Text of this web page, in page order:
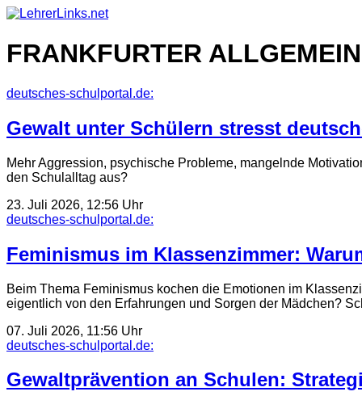
Skip
content
FRANKFURTER
deutsches-schulportal.de:
Gewalt unter Schülern stresst
Mehr Aggression, psychische Probleme, mangelnde
den Schulalltag aus?
23. Juli 2026, 12:56 Uhr
deutsches-schulportal.de:
Feminismus im Klassenzimmer:
Beim Thema Feminismus kochen die Emotionen im
eigentlich von den Erfahrungen und Sorgen der Mädchen?
07. Juli 2026, 11:56 Uhr
deutsches-schulportal.de:
Gewaltprävention an Schulen: